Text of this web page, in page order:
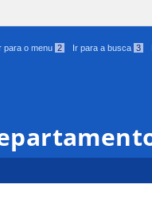
para o menu 2 Ir para a busca 3